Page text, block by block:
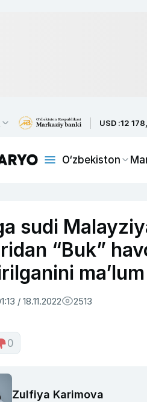
USD :12
O‘zbekiston
sudi
“Buk”
/ 18.11.2022 2513
0
Zulfiya Karimova